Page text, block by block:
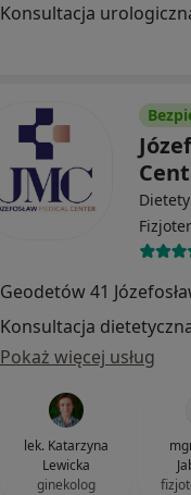
Konsultacja
Geodetów 41
Konsultacja
Pokaż więcej usług
lek. Katarzyna
Lewicka
ginekolog